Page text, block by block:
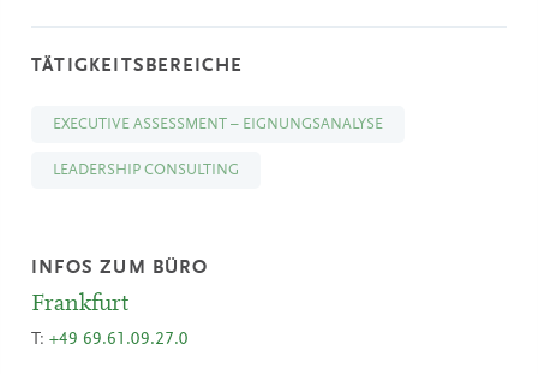
TÄTIGKEITSBEREICHE
EXECUTIVE ASSESSMENT – EIGNUNGSANALYSE
LEADERSHIP CONSULTING
INFOS ZUM BÜRO
Frankfurt
T:+49 69.61.09.27.0